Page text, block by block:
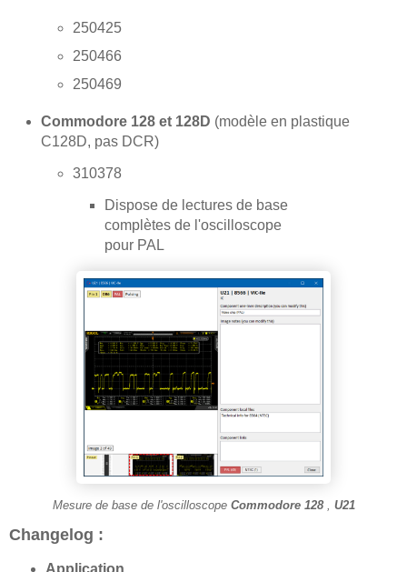
250425
250466
250469
Commodore 128 et 128D (modèle en plastique
C128D, pas DCR)
310378
Dispose de lectures de base
complètes de l'oscilloscope
pour PAL
Mesure de base de l'oscilloscope Commodore 128 , U21
Changelog :